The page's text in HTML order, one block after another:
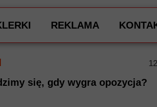
się, gdy wygra opozycja?
REKLAMA